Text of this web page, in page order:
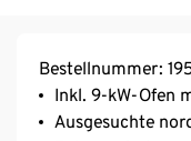
Bestellnummer:
Inkl. 9-kW-Ofen
Ausgesuchte